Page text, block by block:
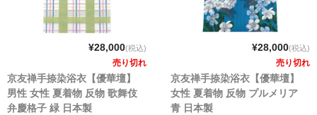
¥28,000(税込)
売り切れ
京友禅手捺染浴衣【優華壇】
男性 女性 夏着物 反物 歌舞伎
弁慶格子 緑 日本製
¥28,000(税込)
売り切れ
京友禅手捺染浴衣【優華壇】
女性 夏着物 反物 プルメリア
青 日本製